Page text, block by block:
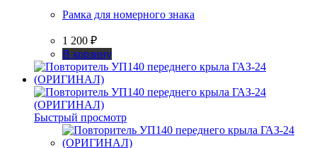
Рамка для номерного знака
1 200 ₽
В корзину
Быстрый просмотр